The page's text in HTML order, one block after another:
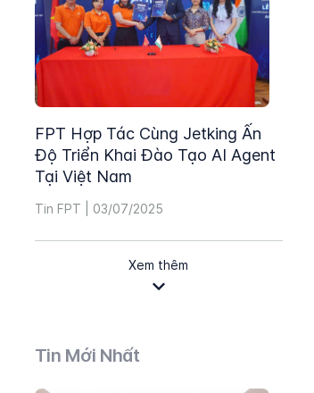
FPT Hợp Tác Cùng Jetking Ấn
Độ Triển Khai Đào Tạo AI Agent
Tại Việt Nam
Tin FPT | 03/07/2025
Xem thêm
Tin Mới Nhất